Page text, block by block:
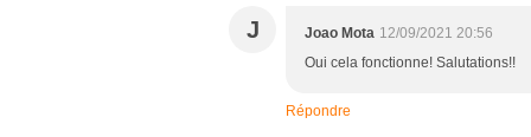
J Joao Mota 12/09/2021 20:56
Oui cela fonctionne! Salutations!!
Répondre